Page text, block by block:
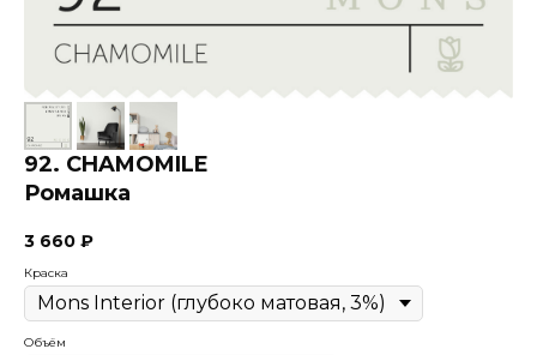
92. CHAMOMILE
Ромашка
3 660 ₽
Краска
Объём